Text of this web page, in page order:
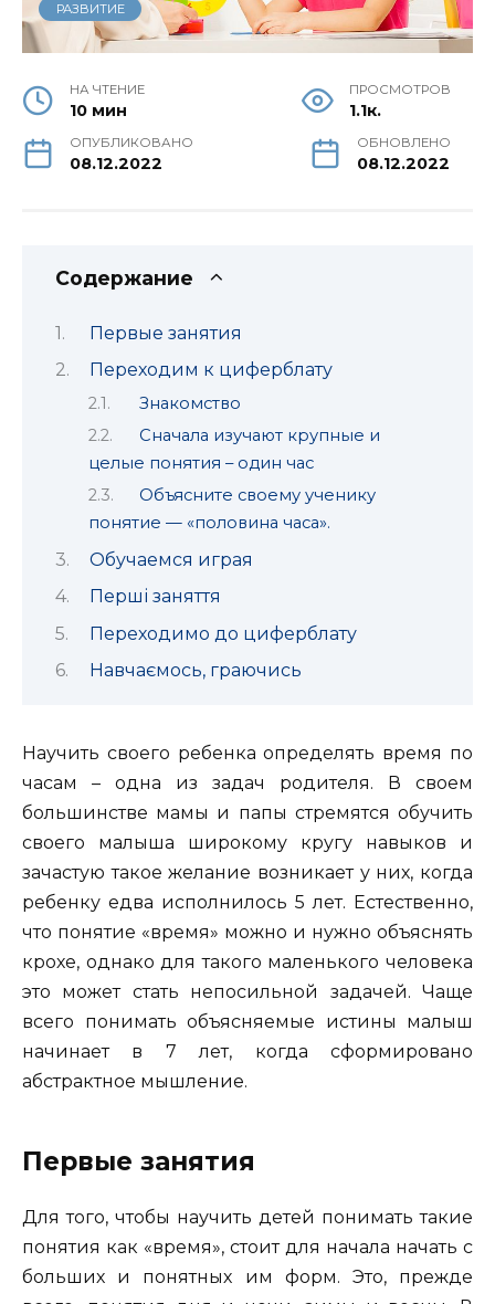
РАЗВИТИЕ
НА ЧТЕНИЕ
10 мин
ПРОСМОТРОВ
1.1к.
ОПУБЛИКОВАНО
08.12.2022
ОБНОВЛЕНО
08.12.2022
Содержание
Первые занятия
Переходим к циферблату
Знакомство
Сначала изучают крупные и
целые понятия – один час
Объясните своему ученику
понятие — «половина часа».
Обучаемся играя
Перші заняття
Переходимо до циферблату
Навчаємось, граючись
Научить своего ребенка определять время по
часам – одна из задач родителя. В своем
большинстве мамы и папы стремятся обучить
своего малыша широкому кругу навыков и
зачастую такое желание возникает у них, когда
ребенку едва исполнилось 5 лет. Естественно,
что понятие «время» можно и нужно объяснять
крохе, однако для такого маленького человека
это может стать непосильной задачей. Чаще
всего понимать объясняемые истины малыш
начинает в 7 лет, когда сформировано
абстрактное мышление.
Первые занятия
Для того, чтобы научить детей понимать такие
понятия как «время», стоит для начала начать с
больших и понятных им форм. Это, прежде